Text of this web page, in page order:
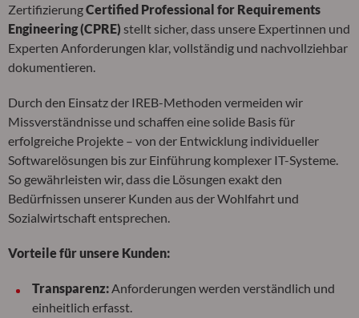
ZertifizierungCertified Professional for Requirements
Engineering (CPRE) stellt sicher, dass unsere Expertinnen und
Experten Anforderungen klar, vollständig und nachvollziehbar
dokumentieren.
Durch den Einsatz der IREB-Methoden vermeiden wir
Missverständnisse und schaffen eine solide Basis für
erfolgreiche Projekte – von der Entwicklung individueller
Softwarelösungen bis zur Einführung komplexer IT-Systeme.
So gewährleisten wir, dass die Lösungen exakt den
Bedürfnissen unserer Kunden aus der Wohlfahrt und
Sozialwirtschaft entsprechen.
Vorteile für unsere Kunden:
Transparenz:Anforderungen werden verständlich und
einheitlich erfasst.